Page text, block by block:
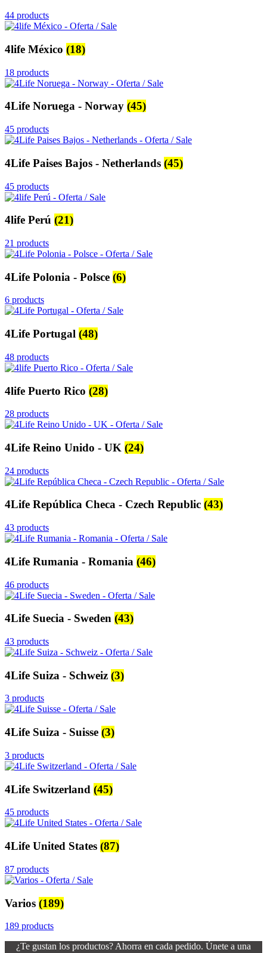
44 products
4life México (18)
18 products
4Life Noruega - Norway (45)
45 products
4Life Paises Bajos - Netherlands (45)
45 products
4life Perú (21)
21 products
4Life Polonia - Polsce (6)
6 products
4Life Portugal (48)
48 products
4life Puerto Rico (28)
28 products
4Life Reino Unido - UK (24)
24 products
4Life República Checa - Czech Republic (43)
43 products
4Life Rumania - Romania (46)
46 products
4Life Suecia - Sweden (43)
43 products
4Life Suiza - Schweiz (3)
3 products
4Life Suiza - Suisse (3)
3 products
4Life Switzerland (45)
45 products
4Life United States (87)
87 products
Varios (189)
189 products
¿Te gustan los productos? Ahorra en cada pedido. Únete a una